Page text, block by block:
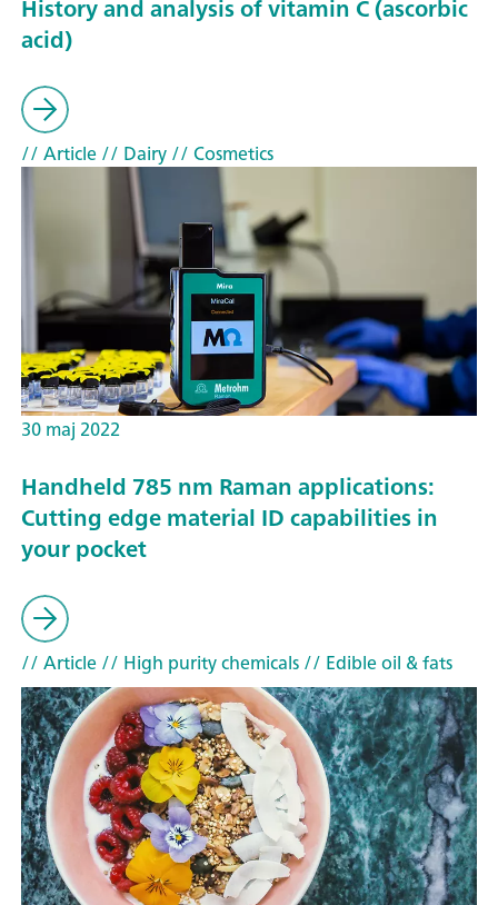
History and analysis of vitamin C (ascorbic
acid)
// Article// Dairy// Cosmetics
30 maj 2022
Handheld 785 nm Raman applications:
Cutting edge material ID capabilities in
your pocket
// Article// High purity chemicals// Edible oil & fats